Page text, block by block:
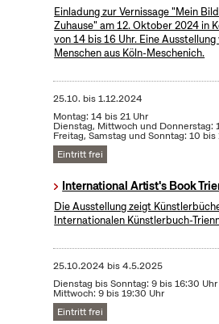
Einladung zur Vernissage "Mein
Zuhause" am 12. Oktober 2024 in
von 14 bis 16 Uhr. Eine
Menschen aus Köln-Meschenich.
25.10. bis1.12.2024
Montag: 14 bis 21 Uhr
Dienstag, Mittwoch und Donnerstag:
Freitag, Samstag und Sonntag: 10 bis
Eintritt frei
International Artist's Book
Die Ausstellung zeigt
Internationalen Künstlerbuch-
25.10.2024 bis4.5.2025
Dienstag bis Sonntag: 9 bis 16:30 Uhr
Mittwoch: 9 bis 19:30 Uhr
Eintritt frei